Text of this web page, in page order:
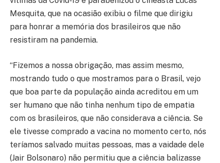
Mesquita, que na ocasião exibiu o filme que dirigiu
para honrar a memória dos brasileiros que não
resistiram na pandemia.
“Fizemos a nossa obrigação, mas assim mesmo,
mostrando tudo o que mostramos para o Brasil, vejo
que boa parte da população ainda acreditou em um
ser humano que não tinha nenhum tipo de empatia
com os brasileiros, que não considerava a ciência. Se
ele tivesse comprado a vacina no momento certo, nós
teríamos salvado muitas pessoas, mas a vaidade dele
(Jair Bolsonaro) não permitiu que a ciência balizasse